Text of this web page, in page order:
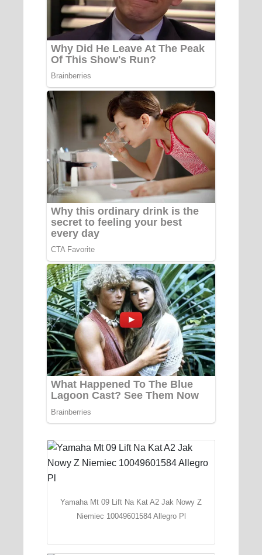
Yamaha Mt 09 Lift Na Kat A2 Jak Nowy Z
Niemiec 10049601584 Allegro Pl